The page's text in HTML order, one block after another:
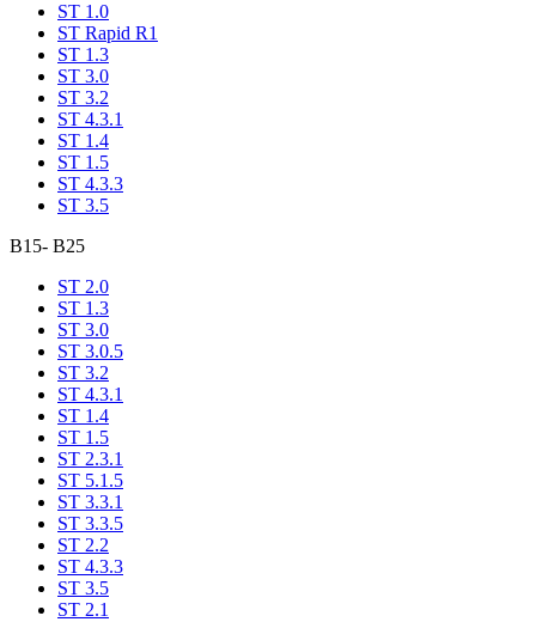
ST 1.0
ST Rapid R1
ST 1.3
ST 3.0
ST 3.2
ST 4.3.1
ST 1.4
ST 1.5
ST 4.3.3
ST 3.5
В15- В25
ST 2.0
ST 1.3
ST 3.0
ST 3.0.5
ST 3.2
ST 4.3.1
ST 1.4
ST 1.5
ST 2.3.1
ST 5.1.5
ST 3.3.1
ST 3.3.5
ST 2.2
ST 4.3.3
ST 3.5
ST 2.1